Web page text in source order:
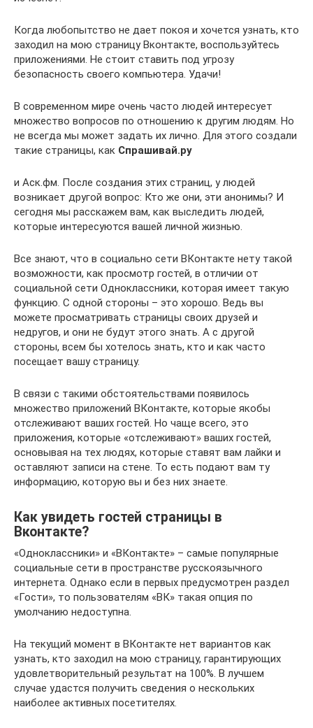
Когда любопытство не дает покоя и хочется узнать, кто
заходил на мою страницу Вконтакте, воспользуйтесь
приложениями. Не стоит ставить под угрозу
безопасность своего компьютера. Удачи!
В современном мире очень часто людей интересует
множество вопросов по отношению к другим людям. Но
не всегда мы может задать их лично. Для этого создали
такие страницы, как Спрашивай.ру
и Аск.фм. После создания этих страниц, у людей
возникает другой вопрос: Кто же они, эти анонимы? И
сегодня мы расскажем вам, как выследить людей,
которые интересуются вашей личной жизнью.
Все знают, что в социально сети ВКонтакте нету такой
возможности, как просмотр гостей, в отличии от
социальной сети Одноклассники, которая имеет такую
функцию. С одной стороны – это хорошо. Ведь вы
можете просматривать страницы своих друзей и
недругов, и они не будут этого знать. А с другой
стороны, всем бы хотелось знать, кто и как часто
посещает вашу страницу.
В связи с такими обстоятельствами появилось
множество приложений ВКонтакте, которые якобы
отслеживают ваших гостей. Но чаще всего, это
приложения, которые «отслеживают» ваших гостей,
основывая на тех людях, которые ставят вам лайки и
оставляют записи на стене. То есть подают вам ту
информацию, которую вы и без них знаете.
Как увидеть гостей страницы в
Вконтакте?
«Одноклассники» и «ВКонтакте» – самые популярные
социальные сети в пространстве русскоязычного
интернета. Однако если в первых предусмотрен раздел
«Гости», то пользователям «ВК» такая опция по
умолчанию недоступна.
На текущий момент в ВКонтакте нет вариантов как
узнать, кто заходил на мою страницу, гарантирующих
удовлетворительный результат на 100%. В лучшем
случае удастся получить сведения о нескольких
наиболее активных посетителях.